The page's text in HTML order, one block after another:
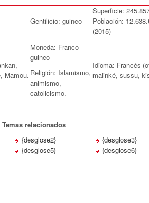
Gentilicio: guineo
Superficie:
Población:
(2015)
Mamou.
Moneda: Franco
guineo
Religión: Islamismo,
animismo,
catolicismo.
Idioma: Francés
malinké, sussu,
Temas relacionados
{desglose2}
{desglose3}
{desglose5} {desglose6}